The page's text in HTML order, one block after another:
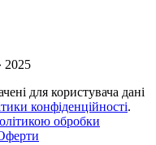
2025
для користувача дані
конфіденційності.
обробки